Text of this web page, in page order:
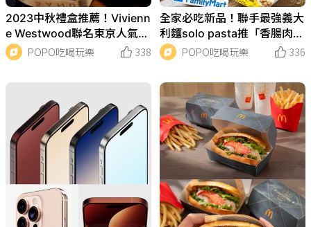
2023中秋禮盒推薦！Vivienn
e Westwood聯名東京人氣奶
油餅「土星包裝」超美！
POPO吃喝玩樂 338
全家必吃新品！聯手最強義大
利麵solo pasta推「香腸肉末
貓耳朵麵、雞肉丸子茄汁鉛筆
麵」明天午餐就吃這個！
POPO吃喝玩樂 336